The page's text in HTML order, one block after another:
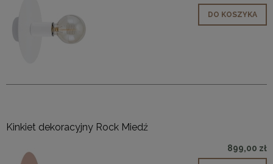
DO KOSZYKA
Kinkiet dekoracyjny Rock Miedź
899,00 zł